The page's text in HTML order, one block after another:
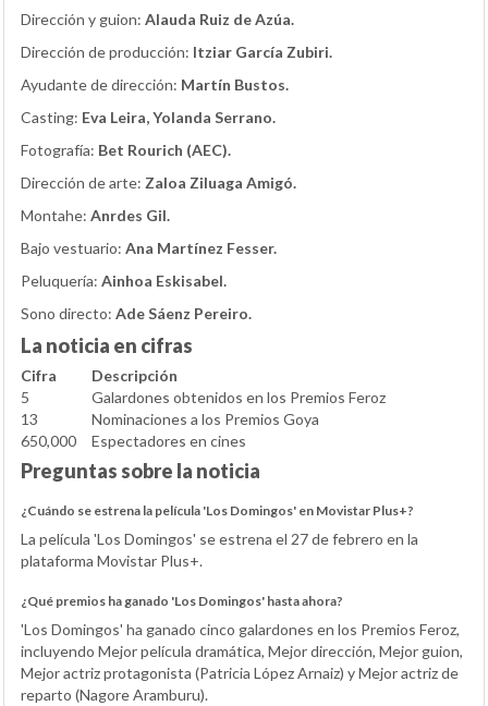
Dirección y guion: Alauda Ruiz de Azúa.
Dirección de producción: Itziar García Zubiri.
Ayudante de dirección: Martín Bustos.
Casting: Eva Leira, Yolanda Serrano.
Fotografía: Bet Rourich (AEC).
Dirección de arte: Zaloa Ziluaga Amigó.
Montahe: Anrdes Gil.
Bajo vestuario: Ana Martínez Fesser.
Peluquería: Ainhoa Eskisabel.
Sono directo: Ade Sáenz Pereiro.
La noticia en cifras
Cifra
Descripción
5
Galardones obtenidos en los Premios Feroz
13
Nominaciones a los Premios Goya
650,000
Espectadores en cines
Preguntas sobre la noticia
¿Cuándo se estrena la película 'Los Domingos' en Movistar Plus+?
La película 'Los Domingos' se estrena el 27 de febrero en la
plataforma Movistar Plus+.
¿Qué premios ha ganado 'Los Domingos' hasta ahora?
'Los Domingos' ha ganado cinco galardones en los Premios Feroz,
incluyendo Mejor película dramática, Mejor dirección, Mejor guion,
Mejor actriz protagonista (Patricia López Arnaiz) y Mejor actriz de
reparto (Nagore Aramburu).